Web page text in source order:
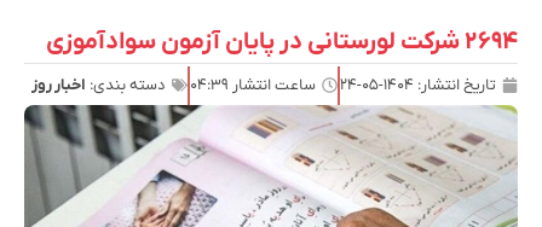
۲۶۹۴ شرکت لورستانی در پایان آزمون سوادآموزی
تاریخ انتشار: ۱۴۰۴-۰۵-۲۴ ساعت انتشار ۰۴:۳۹ دسته بندی: اخبار روز